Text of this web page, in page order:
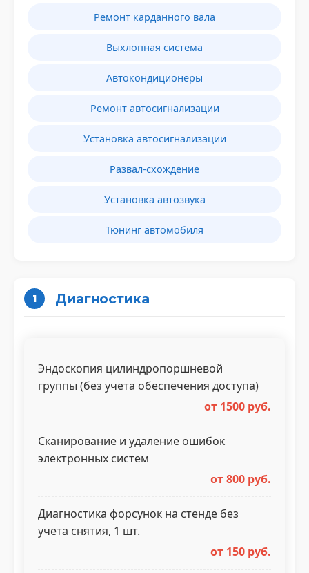
Ремонт карданного вала
Выхлопная система
Автокондиционеры
Ремонт автосигнализации
Установка автосигнализации
Развал-схождение
Установка автозвука
Тюнинг автомобиля
1 Диагностика
Эндоскопия цилиндропоршневой
группы (без учета обеспечения доступа)
от 1500 руб.
Сканирование и удаление ошибок
электронных систем
от 800 руб.
Диагностика форсунок на стенде без
учета снятия, 1 шт.
от 150 руб.